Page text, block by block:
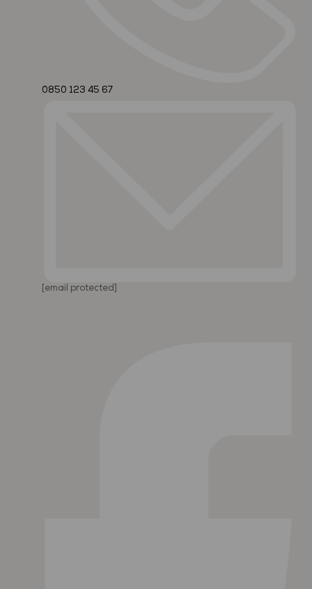
0850 123 45 67
[email protected]